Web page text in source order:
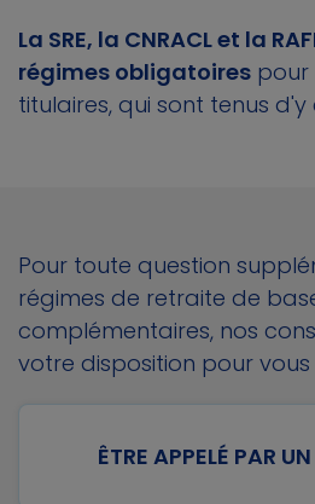
La SRE, la CNRACL et la
régimes obligatoires pour
titulaires, qui sont tenus d'y
Pour toute question
régimes de retraite de
complémentaires, nos
votre disposition pour
ÊTRE APPELÉ PAR